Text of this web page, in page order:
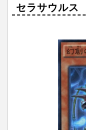
セラサウルス